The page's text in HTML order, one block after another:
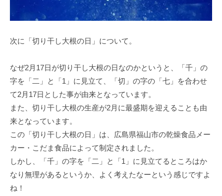
次に「切り干し大根の日」について。
なぜ2月17日が切り干し大根の日なのかというと、「千」の
字を「二」と「1」に見立て、「切」の字の「七」を合わせ
て2月17日とした事が由来となっています。
また、切り干し大根の生産が2月に最盛期を迎えることも由
来となっています。
この「切り干し大根の日」は、広島県福山市の乾燥食品メー
カー・こだま食品によって制定されました。
しかし、「千」の字を「二」と「1」に見立てるところはか
なり無理があるというか、よく考えたなーという感じですよ
ね！